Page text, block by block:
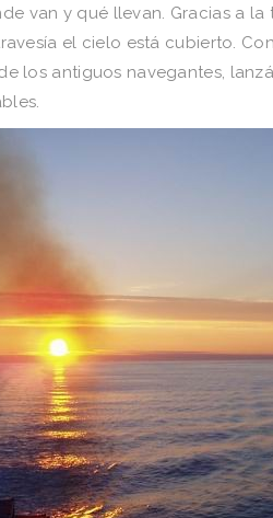
van y qué llevan. Gracias a
el cielo está cubierto.
los antiguos navegantes,